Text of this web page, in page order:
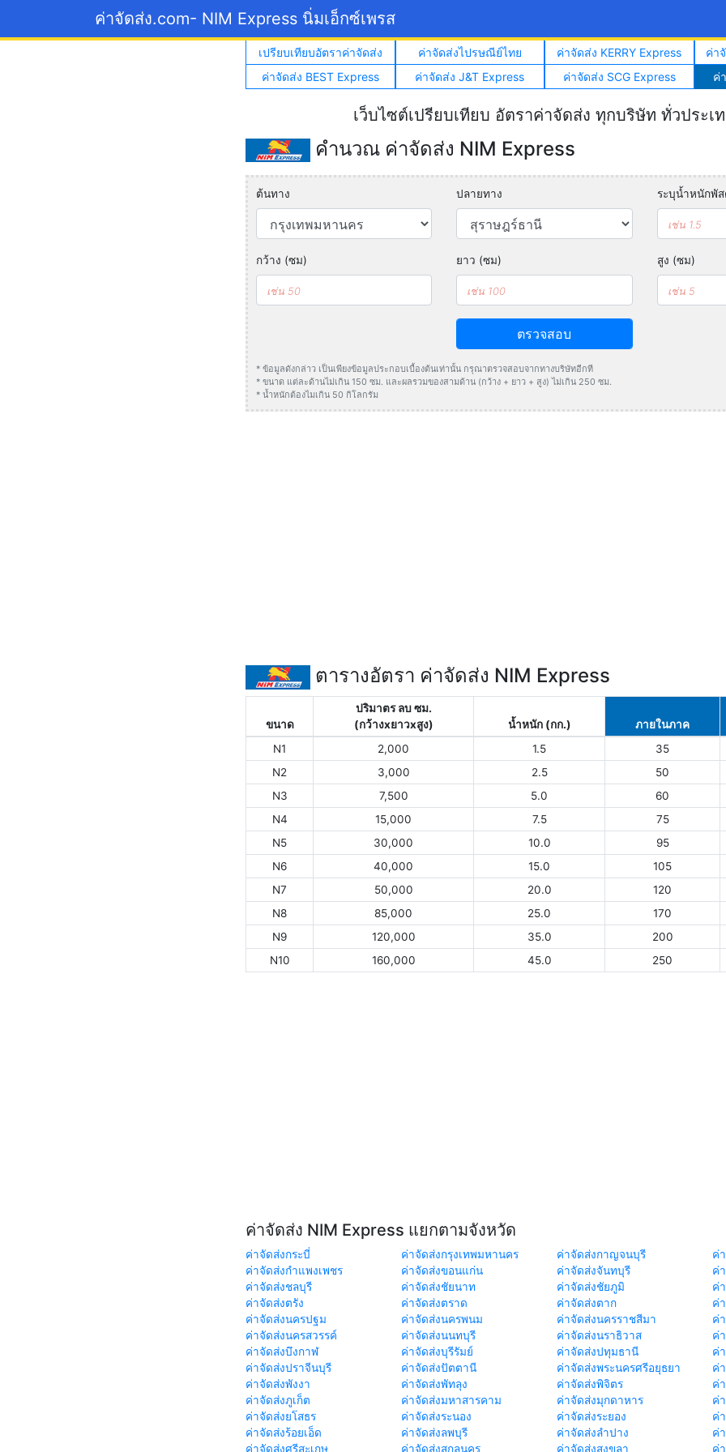
ค่าจัดส่ง.com- NIM Express นิ่มเอ็กซ์เพรส
เปรียบเทียบอัตราค่าจัดส่ง ค่าจัดส่งไปรษณีย์ไทย ค่าจัดส่ง KERRY Express
ค่า
ค่าจัดส่ง BEST Express
ค่าจัดส่ง J&T Express ค่าจัดส่ง SCG Express ค่
เว็บไซต์เปรียบเทียบ อัตราค่าจัดส่ง ทุกบริษัท ทั่วประเ
คำนวณ ค่าจัดส่ง NIM Express
ต้นทาง ปลายทาง ระบุน้ำหนักพั
กว้าง (ซม) ยาว (ซม) สูง (ซม)
ตรวจสอบ
* ข้อมูลดังกล่าว เป็นเพียงข้อมูลประกอบเบื้องต้นเท่านั้น กรุณาตรวจสอบจากทางบริษัทอีกที
* ขนาด แต่ละด้านไม่เกิน 150 ซม. และผลรวมของสามด้าน (กว้าง + ยาว + สูง) ไม่เกิน 250 ซม.
* น้ำหนักต้องไมเกิน 50 กิโลกรัม
ตารางอัตรา ค่าจัดส่ง NIM Express
ขนาด
ปริมาตร ลบ ซม.
(กว้างxยาวxสูง)
น้ำหนัก (กก.) ภายในภาค
N1
2,000 1.5 35
N2
3,000 2.5 50
N3
7,500 5.0 60
N4
15,000 7.5 75
N5
30,000 10.0 95
N6
40,000 15.0 105
N7
50,000 20.0 120
N8
85,000 25.0 170
N9
120,000 35.0 200
N10
160,000 45.0 250
ค่าจัดส่ง NIM Express แยกตามจังหวัด
ค่าจัดส่งกระบี่ ค่าจัดส่งกรุงเทพมหานคร ค่าจัดส่งกาญจนบุรี
ค่
ค่าจัดส่งกำแพงเพชร
ค่าจัดส่งขอนแก่น ค่าจัดส่งจันทบุรี
ค่
ค่าจัดส่งชลบุรี
ค่าจัดส่งชัยนาท ค่าจัดส่งชัยภูมิ
ค่
ค่าจัดส่งตรัง
ค่าจัดส่งตราด ค่าจัดส่งตาก
ค่
ค่าจัดส่งนครปฐม
ค่าจัดส่งนครพนม ค่าจัดส่งนครราชสีมา
ค่
ค่าจัดส่งนครสวรรค์
ค่าจัดส่งนนทบุรี ค่าจัดส่งนราธิวาส
ค่
ค่าจัดส่งบึงกาฬ
ค่าจัดส่งบุรีรัมย์ ค่าจัดส่งปทุมธานี
ค่
ค่าจัดส่งปราจีนบุรี
ค่าจัดส่งปัตตานี ค่าจัดส่งพระนครศรีอยุธยา
ค่
ค่าจัดส่งพังงา
ค่าจัดส่งพัทลุง ค่าจัดส่งพิจิตร
ค่
ค่าจัดส่งภูเก็ต
ค่าจัดส่งมหาสารคาม ค่าจัดส่งมุกดาหาร
ค่
ค่าจัดส่งยโสธร
ค่าจัดส่งระนอง ค่าจัดส่งระยอง
ค่
ค่าจัดส่งร้อยเอ็ด
ค่าจัดส่งลพบุรี ค่าจัดส่งลำปาง
ค่
ค่าจัดส่งศรีสะเกษ
ค่าจัดส่งสกลนคร ค่าจัดส่งสงขลา ค่